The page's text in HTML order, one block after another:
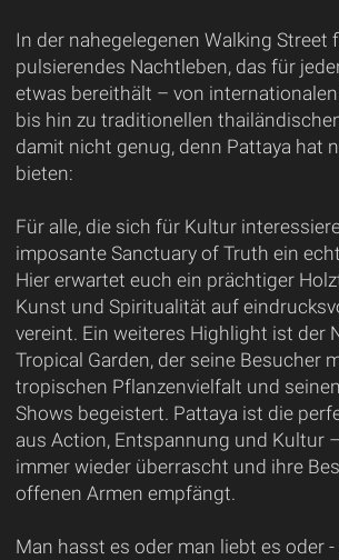
In der nahegelegenen Walking Street
pulsierendes Nachtleben, das für
etwas bereithält – von
bis hin zu traditionellen
damit nicht genug, denn Pattaya hat
bieten:
Für alle, die sich für Kultur
imposante Sanctuary of Truth ein
Hier erwartet euch ein prächtiger
Kunst und Spiritualität auf
vereint. Ein weiteres Highlight ist der
Tropical Garden, der seine Besucher
tropischen Pflanzenvielfalt und
Shows begeistert. Pattaya ist die
aus Action, Entspannung und Kultur
immer wieder überrascht und ihre
offenen Armen empfängt.
Man hasst es oder man liebt es oder